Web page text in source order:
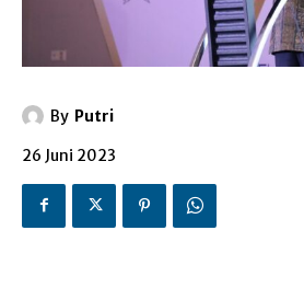
By Putri
26 Juni 2023